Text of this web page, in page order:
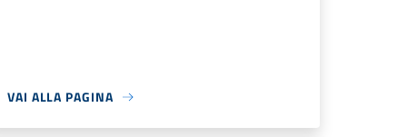
VAI ALLA PAGINA